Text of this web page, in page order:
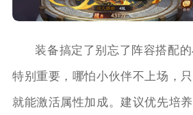
装备搞定了别忘了阵容搭配
特别重要，哪怕小伙伴不上场，
就能激活属性加成。建议优先培